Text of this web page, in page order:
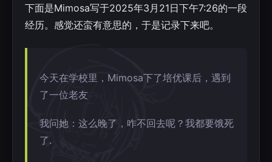
下面是Mimosa写于2025年3月21日下午7:26的一段
经历。感觉还蛮有意思的，于是记录下来吧。
今天在学校里，Mimosa下了培优课后，遇到
了一位老友
我问她：这么晚了，咋不回去呢？我都要饿死
了.